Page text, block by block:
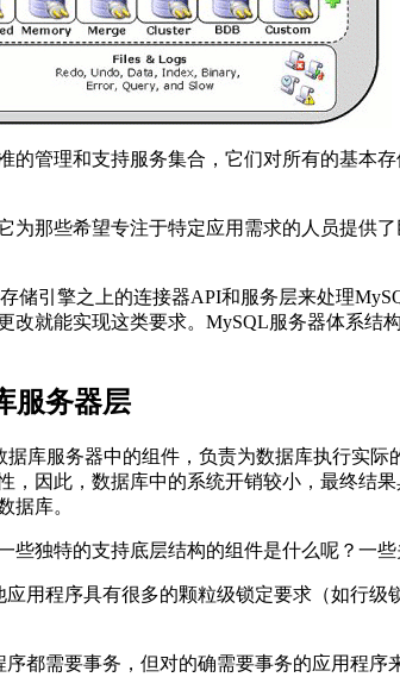
的管理和支持服务集合，它们对所有的基本
为那些希望专注于特定应用需求的人员提供
储引擎之上的连接器API和服务层来处理
改就能实现这类要求。 MySQL服务器体系结
服务器层
据库服务器中的组件，负责为数据库执行实际
，因此，数据库中的系统开销较小，最终结
据库。
些独特的支持底层结构的组件是什么呢？一些
用程序具有很多的颗粒级锁定要求（如行
都需要事务，但对的确需要事务的应用程序